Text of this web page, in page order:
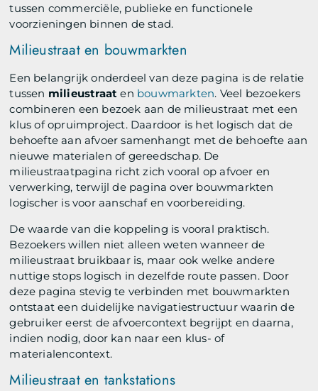
tussen commerciële, publieke en functionele
voorzieningen binnen de stad.
Milieustraat en bouwmarkten
Een belangrijk onderdeel van deze pagina is de relatie
tussen milieustraat en bouwmarkten. Veel bezoekers
combineren een bezoek aan de milieustraat met een
klus of opruimproject. Daardoor is het logisch dat de
behoefte aan afvoer samenhangt met de behoefte aan
nieuwe materialen of gereedschap. De
milieustraatpagina richt zich vooral op afvoer en
verwerking, terwijl de pagina over bouwmarkten
logischer is voor aanschaf en voorbereiding.
De waarde van die koppeling is vooral praktisch.
Bezoekers willen niet alleen weten wanneer de
milieustraat bruikbaar is, maar ook welke andere
nuttige stops logisch in dezelfde route passen. Door
deze pagina stevig te verbinden met bouwmarkten
ontstaat een duidelijke navigatiestructuur waarin de
gebruiker eerst de afvoercontext begrijpt en daarna,
indien nodig, door kan naar een klus- of
materialencontext.
Milieustraat en tankstations